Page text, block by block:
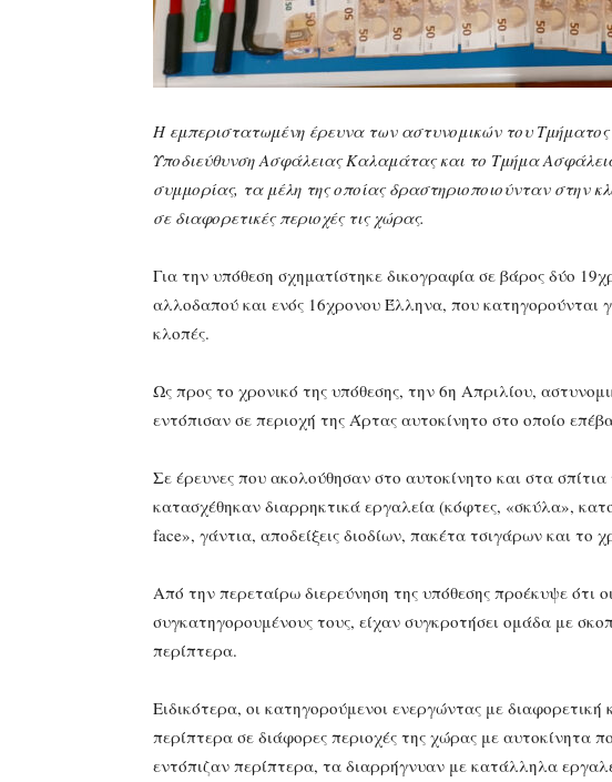
Η εμπεριστατωμένη έρευνα των αστυνομικών του
Υποδιεύθυνση Ασφάλειας Καλαμάτας και το Τμήμα
συμμορίας, τα μέλη της οποίας δραστηριοποιούνταν στην
σε διαφορετικές περιοχές τις χώρας.
Για την υπόθεση σχηματίστηκε δικογραφία σε βάρος δύο
αλλοδαπού και ενός 16χρονου Έλληνα, που κατηγορούνται
κλοπές.
Ως προς το χρονικό της υπόθεσης, την 6η Απριλίου,
εντόπισαν σε περιοχή της Άρτας αυτοκίνητο στο οποίο
Σε έρευνες που ακολούθησαν στο αυτοκίνητο και στα
κατασχέθηκαν διαρρηκτικά εργαλεία (κόφτες, «σκύλα»,
face», γάντια, αποδείξεις διοδίων, πακέτα τσιγάρων και το
Από την περεταίρω διερεύνηση της υπόθεσης προέκυψε ότι
συγκατηγορουμένους τους, είχαν συγκροτήσει ομάδα με
περίπτερα.
Ειδικότερα, οι κατηγορούμενοι ενεργώντας με
περίπτερα σε διάφορες περιοχές της χώρας με αυτοκίνητα
εντόπιζαν περίπτερα, τα διαρρήγνυαν με κατάλληλα